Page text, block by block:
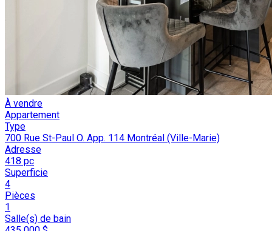
À vendre
Appartement
Type
700 Rue St-Paul O. App. 114 Montréal (Ville-Marie)
Adresse
418 pc
Superficie
4
Pièces
1
Salle(s) de bain